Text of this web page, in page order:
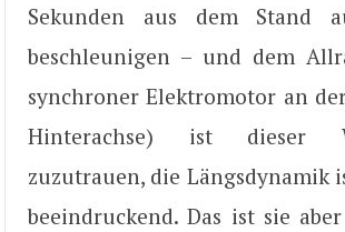
Sekunden aus dem Stand
beschleunigen – und dem
synchroner Elektromotor an
Hinterachse) ist dieser
zuzutrauen, die Längsdynamik
beeindruckend. Das ist sie